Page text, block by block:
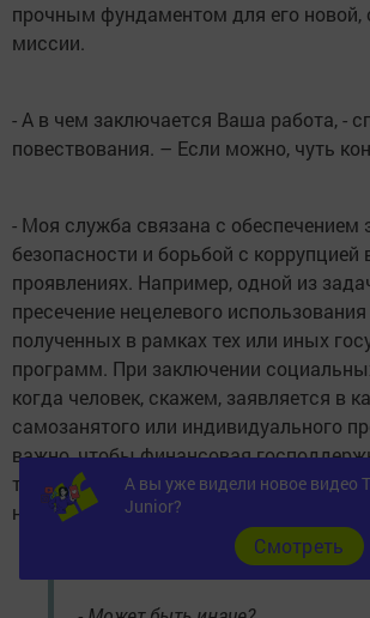
прочным фундаментом для его новой,
миссии.
- А в чем заключается Ваша работа, -
повествования. – Если можно, чуть
- Моя служба связана с обеспечением
безопасности и борьбой с коррупцией
проявлениях. Например, одной из
пресечение нецелевого
полученных в рамках тех или иных
программ. При заключении
когда человек, скажем, заявляется в
самозанятого или индивидуального
важно, чтобы финансовая
таковая имеет место быть -
назначению.
А вы уже видели новое видео
Junior?
Cмотреть